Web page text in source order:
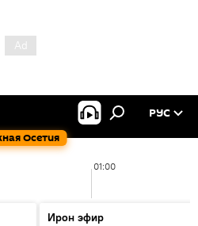
Осетия
РУС
01:00
Ирон эфир